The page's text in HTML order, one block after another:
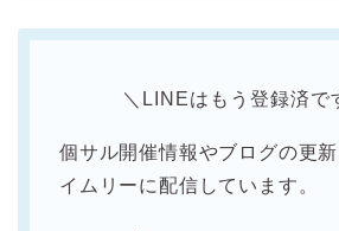
＼LINEはもう登録済で
個サル開催情報やブログの更
イムリーに配信しています。